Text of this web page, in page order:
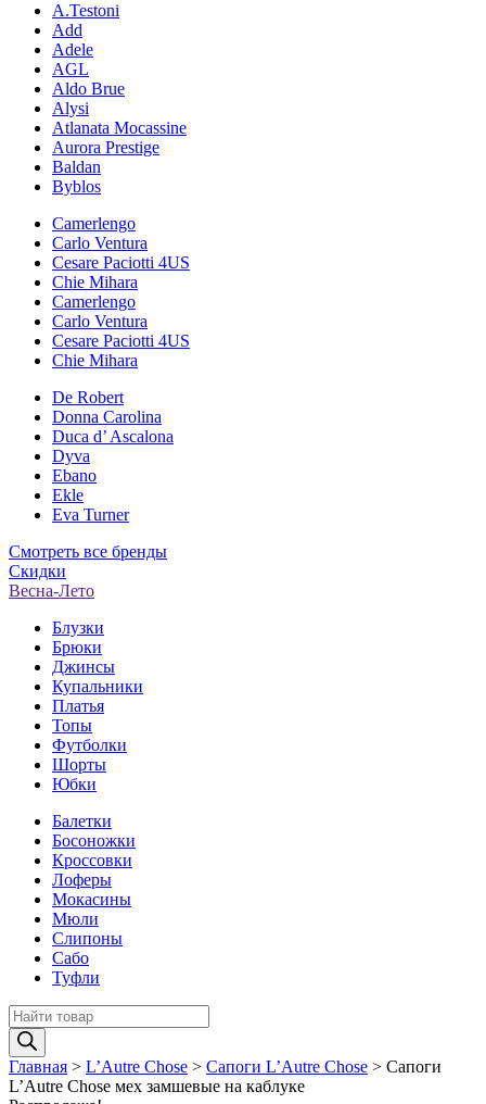
A.Testoni
Add
Adele
AGL
Aldo Brue
Alysi
Atlanata Mocassine
Aurora Prestige
Baldan
Byblos
Camerlengo
Carlo Ventura
Cesare Paciotti 4US
Chie Mihara
Camerlengo
Carlo Ventura
Cesare Paciotti 4US
Chie Mihara
De Robert
Donna Carolina
Duca d’ Ascalona
Dyva
Ebano
Ekle
Eva Turner
Смотреть все бренды
Скидки
Весна-Лето
Блузки
Брюки
Джинсы
Купальники
Платья
Топы
Футболки
Шорты
Юбки
Балетки
Босоножки
Кроссовки
Лоферы
Мокасины
Мюли
Слипоны
Сабо
Туфли
Поиск
товаров
Главная > L’Autre Chose > Сапоги L’Autre Chose > Сапоги
L’Autre Chose мех замшевые на каблуке